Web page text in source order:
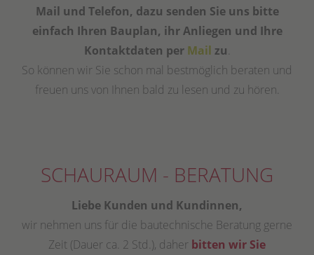
Mail und Telefon, dazu senden Sie uns bitte
einfach Ihren Bauplan, ihr Anliegen und Ihre
Kontaktdaten per Mail zu.
So können wir Sie schon mal bestmöglich beraten und
freuen uns von Ihnen bald zu lesen und zu hören.
SCHAURAUM - BERATUNG
Liebe Kunden und Kundinnen,
wir nehmen uns für die bautechnische Beratung gerne
Zeit (Dauer ca. 2 Std.), daher bitten wir Sie